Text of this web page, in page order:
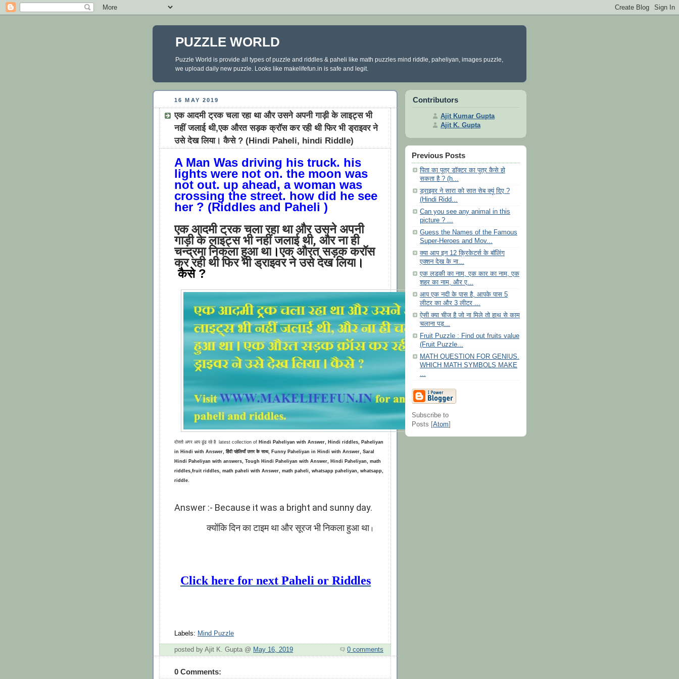
PUZZLE WORLD
Puzzle World is provide all types of puzzle and riddles & paheli like math puzzles mind riddle, paheliyan, images puzzle,
we upload daily new puzzle. Looks like makelifefun.in is safe and legit.
16 MAY 2019
एक आदमी ट्रक चला रहा था और उसने अपनी गाड़ी के लाइट्स भी
नहीं जलाई थी,एक औरत सड़क क्रॉस कर रही थी फिर भी ड्राइवर ने
उसे देख लिया। कैसे ? (Hindi Paheli, hindi Riddle)
A Man Was driving his truck. his
lights were not on. the moon was
not out. up ahead, a woman was
crossing the street. how did he see
her ? (Riddles and Paheli )
एक आदमी ट्रक चला रहा था और उसने अपनी
गाड़ी के लाइट्सभीनहींजलाईथी, और ना ही
चन्द्रमा निकला हुआ था ।एक औरत सड़क क्रॉस
कर रही थी फिर भी ड्राइवर ने उसे देख लिया ।
कैसे ?
दोस्तो अगर आप ढूंढ रहे है latest collection of Hindi Paheliyan with Answer, Hindi riddles, Paheliyan
in Hindi with Answer, हिंदी पहेलियाँ उत्तर के साथ, Funny Paheliyan in Hindi with Answer, Saral
Hindi Paheliyan with answers, Tough Hindi Paheliyan with Answer, Hindi Paheliyan, math
riddles,fruit riddles, math paheli with Answer, math paheli, whatsapp paheliyan, whatsapp,
riddle.
Answer :- Because it was a bright and sunny day.
क्योंकि दिन का टाइम था और सूरज भी निकला हुआ था ।
Click here for next Paheli or Riddles
Labels: Mind Puzzle
posted by Ajit K. Gupta @ May 16, 2019 0 comments
0 Comments:
Contributors
Ajit Kumar Gupta
Ajit K. Gupta
Previous Posts
पिता का पुत्र डॉक्टर का पुत्र कैसे हो
सकता है ? (h...
ड्राइवर ने सारा को सात सेब क्यूं दिए ?
(Hindi Ridd...
Can you see any animal in this
picture ? ...
Guess the Names of the Famous
Super-Heroes and Mov...
क्या आप इन 12 क्रिकेटर्स के बॉलिंग
एक्शन देख के ना...
एक लडकी का नाम, एक कार का नाम, एक
शहर का नाम, और ए...
आप एक नदी के पास है, आपके पास 5
लीटर का और 3 लीटर ...
ऐसी क्या चीज है जो ना मिले तो हाथ से काम
चलाना पड़...
Fruit Puzzle : Find out fruits value
(Fruit Puzzle...
MATH QUESTION FOR GENIUS.
WHICH MATH SYMBOLS MAKE
...
Subscribe to
Posts [Atom]